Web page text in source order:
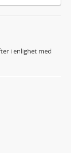
i enlighet med